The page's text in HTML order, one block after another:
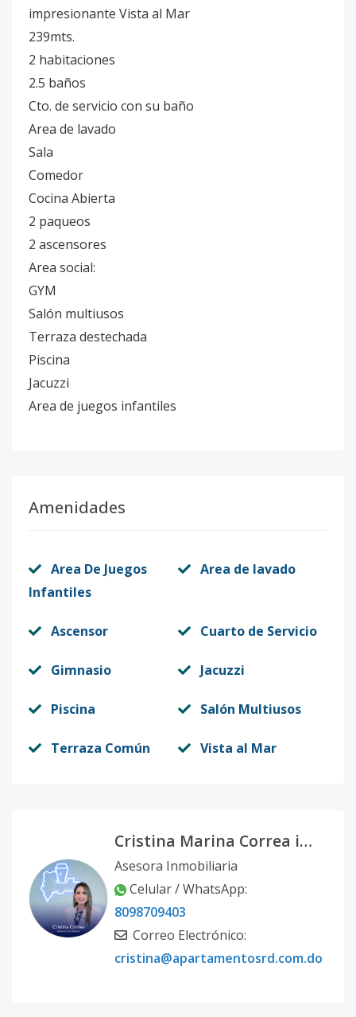
impresionante Vista al Mar
239mts.
2 habitaciones
2.5 baños
Cto. de servicio con su baño
Area de lavado
Sala
Comedor
Cocina Abierta
2 paqueos
2 ascensores
Area social:
GYM
Salón multiusos
Terraza destechada
Piscina
Jacuzzi
Area de juegos infantiles
Amenidades
Area De Juegos
Infantiles
Area de lavado
Ascensor Cuarto de Servicio
Gimnasio Jacuzzi
Piscina Salón Multiusos
Terraza Común Vista al Mar
Cristina Marina Correa infante
Asesora Inmobiliaria
Celular / WhatsApp:
8098709403
Correo Electrónico:
cristina@apartamentosrd.com.do